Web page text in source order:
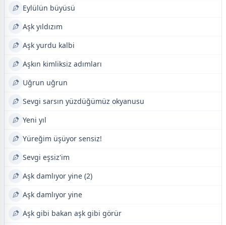
Eylülün büyüsü
Aşk yıldızım
Aşk yurdu kalbi
Aşkın kimliksiz adımları
Uğrun uğrun
Sevgi sarsın yüzdüğümüz okyanusu
Yeni yıl
Yüreğim üşüyor sensiz!
Sevgi eşsiz'im
Aşk damlıyor yine (2)
Aşk damlıyor yine
Aşk gibi bakan aşk gibi görür